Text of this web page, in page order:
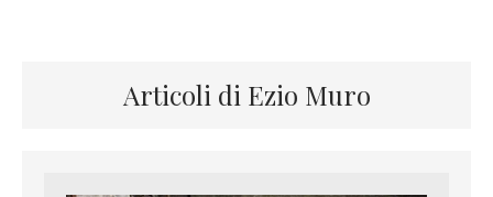
Articoli di Ezio Muro